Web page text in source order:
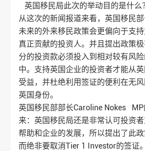
英国移民局此次的举动目的是什么
从这次的新闻报道来看，英国移民
未来的外来移民政策会更偏向于支
真正贡献的投资人。并且提出政策
分的投资款必须投入到相对较有风
中。支持英国企业的投资者才能从
受益，并杜绝利用签证的便利在无
英国身份。
英国移民部部长Caroline Nokes
来：英国移民局还是非常认可投资
帮助和企业的发展，所以提出了此
而绝非要取消Tier 1 Investor的签证